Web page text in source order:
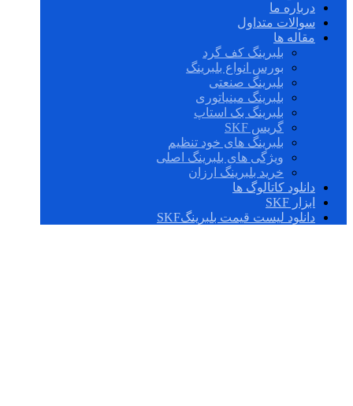
درباره ما
سوالات متداول
مقاله ها
بلبرینگ کف گرد
بورس انواع بلبرینگ
بلبرینگ صنعتی
بلبرینگ مینیاتوری
بلبرینگ بک استاپ
گریس SKF
بلبرینگ های خود تنظیم
ویژگی های بلبرینگ اصلی
خرید بلبرینگ ارزان
دانلود کاتالوگ ها
ابزار SKF
دانلود لیست قیمت بلبرینگSKF